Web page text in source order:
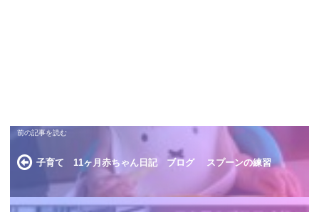
子育て 11ヶ月赤ちゃん日記 ブログ スプーンの練習